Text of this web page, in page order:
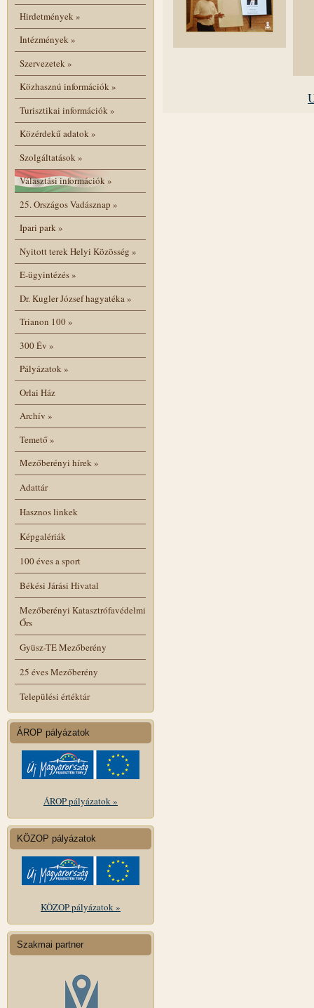
Hirdetmények»
Intézmények»
Szervezetek»
Közhasznú információk»
Turisztikai információk»
Közérdekű adatok»
Szolgáltatások»
Választási információk»
25. Országos Vadásznap »
Ipari park»
Nyitott terek Helyi Közösség »
E-ügyintézés»
Dr. Kugler József hagyatéka»
Trianon 100»
300 Év »
Pályázatok»
Orlai Ház
Archív »
Temető»
Mezőberényi hírek»
Adattár
Hasznos linkek
Képgalériák
100 éves a sport
Békési Járási Hivatal
Mezőberényi Katasztrófavédelmi
Őrs
Gyüsz-TE Mezőberény
25 éves Mezőberény
Települési értéktár
ÁROP pályázatok
ÁROP pályázatok »
KÖZOP pályázatok
KÖZOP pályázatok »
Szakmai partner